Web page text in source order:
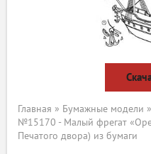
Главная » Бумажные модели »
№15170 - Малый фрегат
Печатого двора) из бумаги